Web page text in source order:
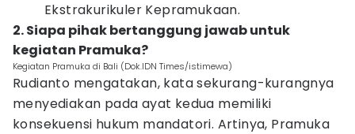
Ekstrakurikuler Kepramukaan.
2. Siapa pihak bertanggung jawab untuk
kegiatan Pramuka?
Kegiatan Pramuka di Bali (Dok.IDN Times/istimewa)
Rudianto mengatakan, kata sekurang-kurangnya
menyediakan pada ayat kedua memiliki
konsekuensi hukum mandatori. Artinya, Pramuka